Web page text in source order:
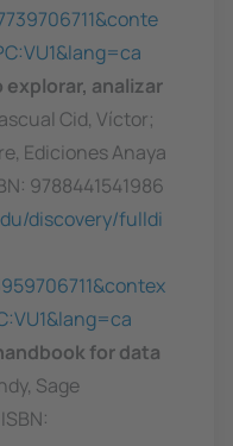
explorar, analizar
Cid, Víctor;
Ediciones Anaya
9788441541986
discovery/fulldi
for data
Sage